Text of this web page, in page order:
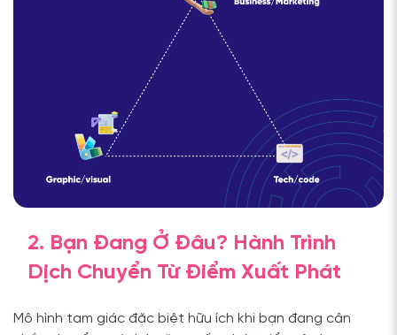
2. Bạn Đang Ở Đâu? Hành Trình
Dịch Chuyển Từ Điểm Xuất Phát
Mô hình tam giác đặc biệt hữu ích khi bạn đang cân